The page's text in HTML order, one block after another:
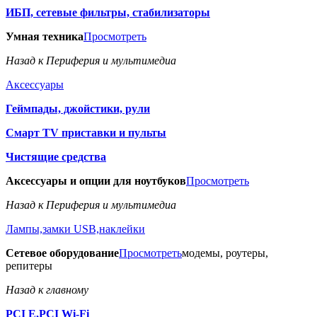
ИБП, сетевые фильтры, стабилизаторы
Умная техникаПросмотреть
Назад к Периферия и мультимедиа
Аксессуары
Геймпады, джойстики, рули
Смарт TV приставки и пульты
Чистящие средства
Аксессуары и опции для ноутбуковПросмотреть
Назад к Периферия и мультимедиа
Лампы,замки USB,наклейки
Сетевое оборудованиеПросмотретьмодемы, роутеры,
репитеры
Назад к главному
PCI E,PCI Wi-Fi